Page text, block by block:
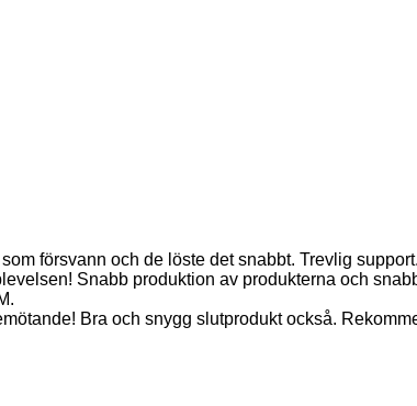
försvann och de löste det snabbt. Trevlig
Snabb produktion av produkterna och
Bra och snygg slutprodukt också.